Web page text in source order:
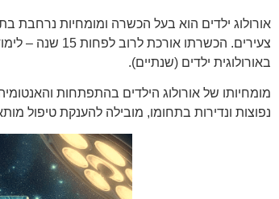
אורולוג ילדים הוא בעל הכשרה ומומחיות נרחבת
באורולוגית ילדים (שנתיים).
מומחיותו של אורולוג הילדים בהתפתחות
נפוצות ונדירות בתחומו, מובילה להענקת טיפול